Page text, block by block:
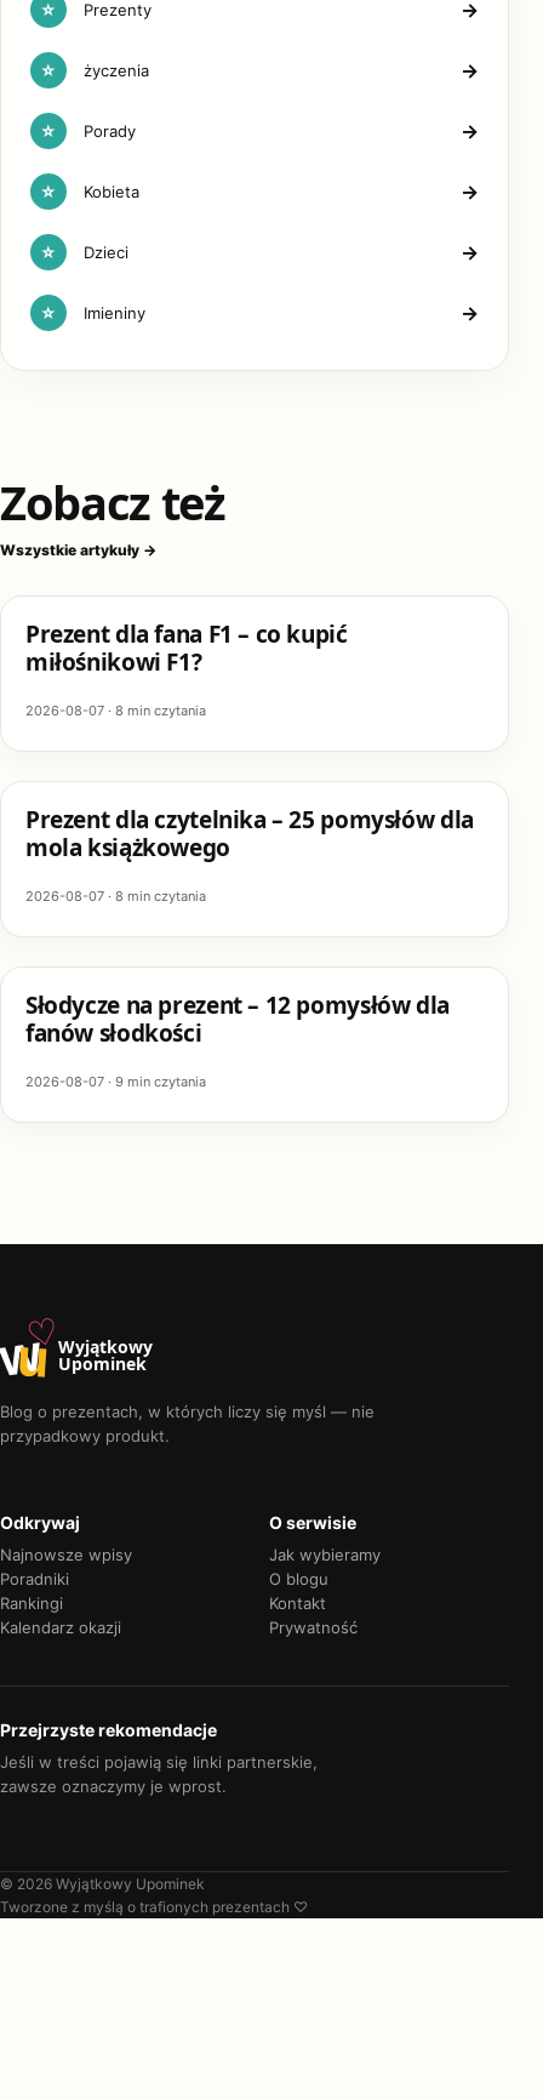
☆ Prezenty →
☆ życzenia →
☆ Porady →
☆ Kobieta →
☆ Dzieci →
☆ Imieniny →
Zobacz też
Wszystkie artykuły →
Prezent dla fana F1 – co kupić
miłośnikowi F1?
2026-08-07 · 8 min czytania
Prezent dla czytelnika – 25 pomysłów dla
mola książkowego
2026-08-07 · 8 min czytania
Słodycze na prezent – 12 pomysłów dla
fanów słodkości
2026-08-07 · 9 min czytania
u♡Wyjątkowy
Upominek
Blog o prezentach, w których liczy się myśl — nie
przypadkowy produkt.
Odkrywaj
Najnowsze wpisy
Poradniki
Rankingi
Kalendarz okazji
O serwisie
Jak wybieramy
O blogu
Kontakt
Prywatność
Przejrzyste rekomendacje
Jeśli w treści pojawią się linki partnerskie,
zawsze oznaczymy je wprost.
© 2026 Wyjątkowy Upominek
Tworzone z myślą o trafionych prezentach ♡